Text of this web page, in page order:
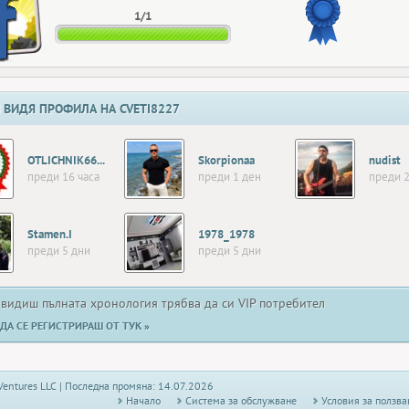
1/1
ПРОФИЛА НА CVETI8227
OTLICHNIK66666
преди 16 часа
Skorpionaa
преди 1 ден
nudist
преди
Stamen.I
преди 5 дни
1978_1978
преди 5 дни
пълната хронология трябва да си VIP потребител
СЕ РЕГИСТРИРАШ ОТ ТУК »
LLC | Последна промяна: 14.07.2026
Начало
Системa за обслужване Условия за